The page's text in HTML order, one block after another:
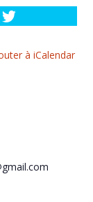
à iCalendar